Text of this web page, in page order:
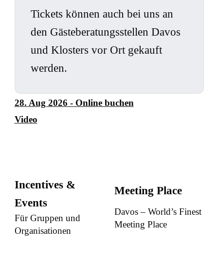
Tickets können auch bei uns an
den Gästeberatungsstellen Davos
und Klosters vor Ort gekauft
werden.
28. Aug 2026 - Online buchen
Video
Incentives &
Events
Für Gruppen und
Organisationen
Meeting Place
Davos – World’s Finest
Meeting Place